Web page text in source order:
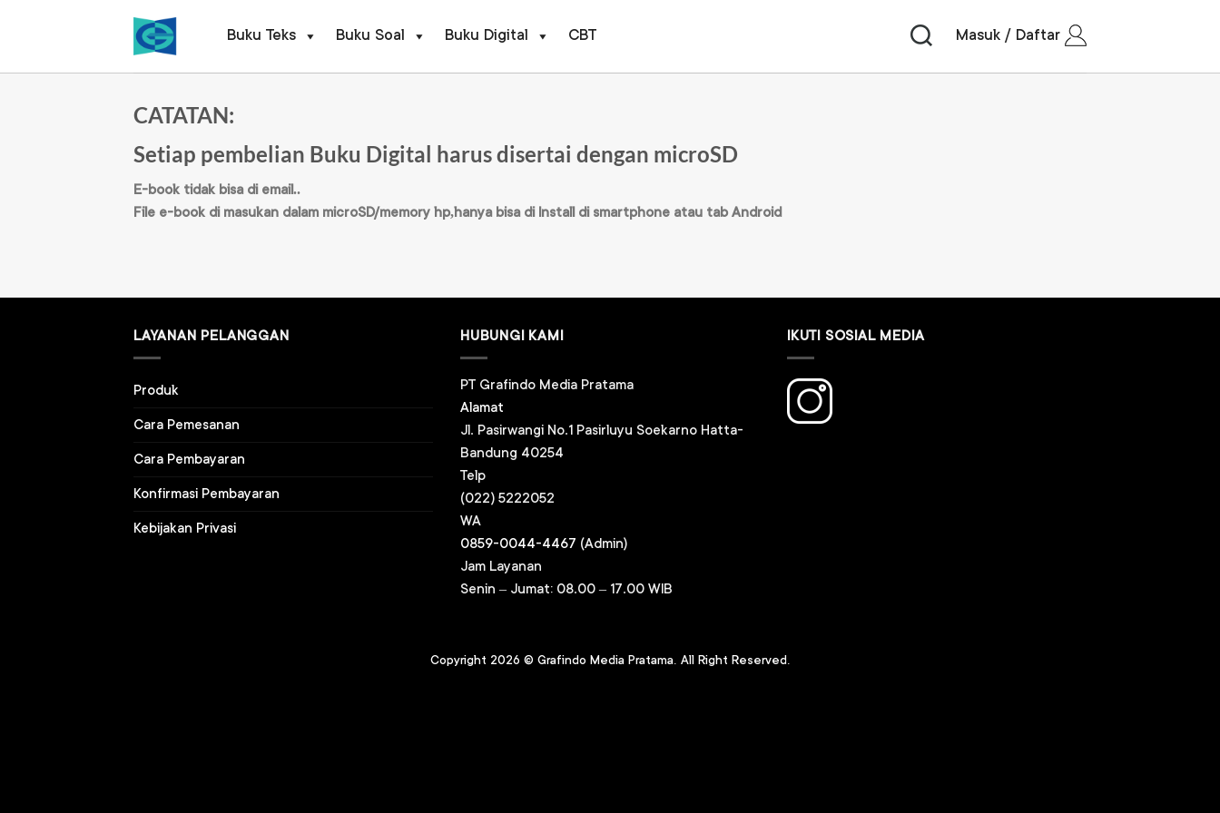
Buku Teks Buku Soal Buku Digital CBT Masuk / Daftar
CATATAN:
Setiap pembelian Buku Digital harus disertai dengan microSD
E-book tidak bisa di email..
File e-book di masukan dalam microSD/memory hp,hanya bisa di Install di smartphone atau tab Android
LAYANAN PELANGGAN
Produk
Cara Pemesanan
Cara Pembayaran
Konfirmasi Pembayaran
Kebijakan Privasi
HUBUNGI KAMI
PT Grafindo Media Pratama
Alamat
Jl. Pasirwangi No.1 Pasirluyu Soekarno Hatta-
Bandung 40254
Telp
(022) 5222052
WA
0859-0044-4467 (Admin)
Jam Layanan
Senin – Jumat: 08.00 – 17.00 WIB
IKUTI SOSIAL MEDIA
Copyright 2026 © Grafindo Media Pratama. All Right Reserved.